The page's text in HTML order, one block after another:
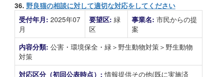
36. 野良猫の相談に対して適切な対応をしてください
受付年月: 2025年07
月
要望区: 緑
区
事業名: 市民からの提
案
内容分類: 公害・環境保全・緑＞野生動物対策＞野生動物
対策
対応区分（初回公表時点）:情報提供その他(既に実施済